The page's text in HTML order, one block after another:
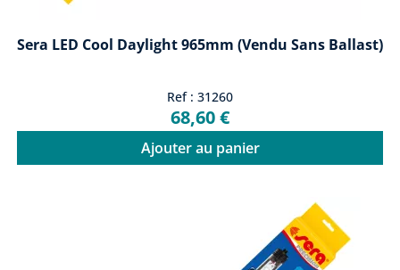
Sera LED Cool Daylight 965mm (vendu Sans Ballast)
Ref : 31260
68,60 €
Ajouter au panier